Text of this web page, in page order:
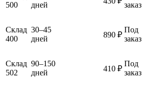
500
дней
заказ
Склад
400
30–45
дней
890 ₽
Под
заказ
Склад
502
90–150
дней
410 ₽
Под
заказ